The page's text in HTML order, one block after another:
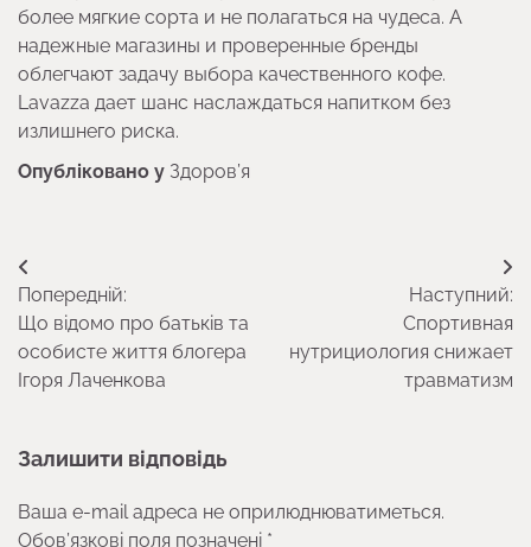
более мягкие сорта и не полагаться на чудеса. А
надежные магазины и проверенные бренды
облегчают задачу выбора качественного кофе.
Lavazza дает шанс наслаждаться напитком без
излишнего риска.
Опубліковано у Здоров’я
Навігація
записів
Попередній:
Що відомо про батьків та
особисте життя блогера
Ігоря Лаченкова
Наступний:
Спортивная
нутрициология снижает
травматизм
Залишити відповідь
Ваша e-mail адреса не оприлюднюватиметься.
Обов’язкові поля позначені *